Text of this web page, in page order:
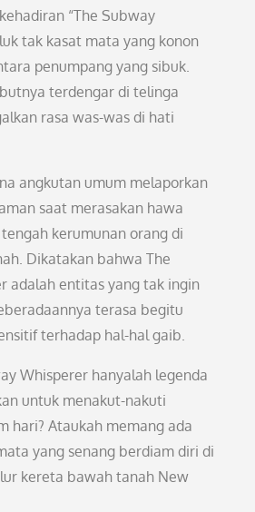
“The Subway
tak kasat mata yang konon
penumpang yang sibuk.
terdengar di telinga
rasa was-was di hati
angkutan umum melaporkan
saat merasakan hawa
kerumunan orang di
Dikatakan bahwa The
adalah entitas yang tak ingin
terasa begitu
terhadap hal-hal gaib.
Whisperer hanyalah legenda
untuk menakut-nakuti
hari? Ataukah memang ada
yang senang berdiam diri di
kereta bawah tanah New